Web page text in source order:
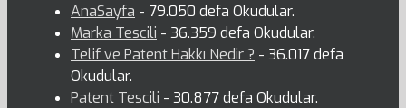
AnaSayfa - 79.050 defa Okudular.
Marka Tescili - 36.359 defa Okudular.
Telif ve Patent Hakkı Nedir ? - 36.017 defa
Okudular.
Patent Tescili - 30.877 defa Okudular.